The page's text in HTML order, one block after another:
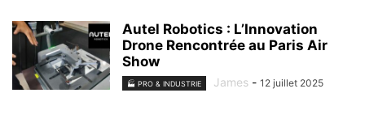
Autel Robotics : L’Innovation
Drone Rencontrée au Paris Air
Show
🏭 PRO & INDUSTRIE James - 12 juillet 2025